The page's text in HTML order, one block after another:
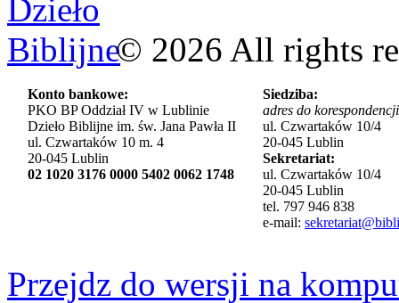
© 2026 All rights
Konto bankowe:
PKO BP Oddział IV w Lublinie
Dzieło Biblijne im. św. Jana Pawła II
ul. Czwartaków 10 m. 4
20-045 Lublin
02 1020 3176 0000 5402 0062 1748
Siedziba:
adres do
ul. Czwartaków 10/4
20-045 Lublin
Sekretariat:
ul. Czwartaków 10/4
20-045 Lublin
tel. 797 946 838
e-mail:
Przejdz do wersji na